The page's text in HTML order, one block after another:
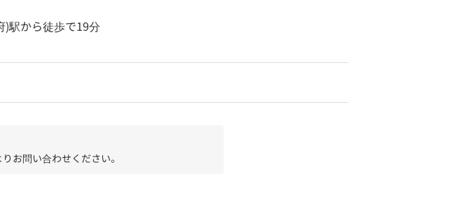
駅から徒歩で19分
りお問い合わせください。